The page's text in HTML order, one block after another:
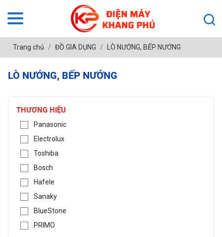
Trang chủ ĐỒ GIA DỤNG LÒ NƯỚNG, BẾP NƯỚNG
LÒ NƯỚNG, BẾP NƯỚNG
THƯƠNG HIỆU
Panasonic
Electrolux
Toshiba
Bosch
Hafele
Sanaky
BlueStone
PRIMO